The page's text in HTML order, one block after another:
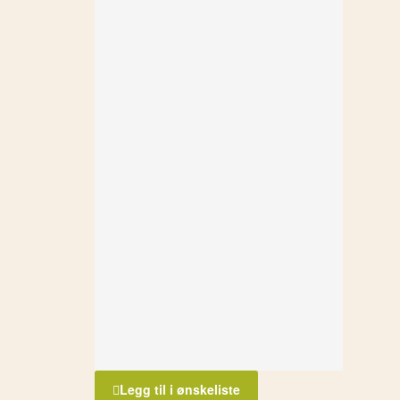
Legg til i ønskeliste